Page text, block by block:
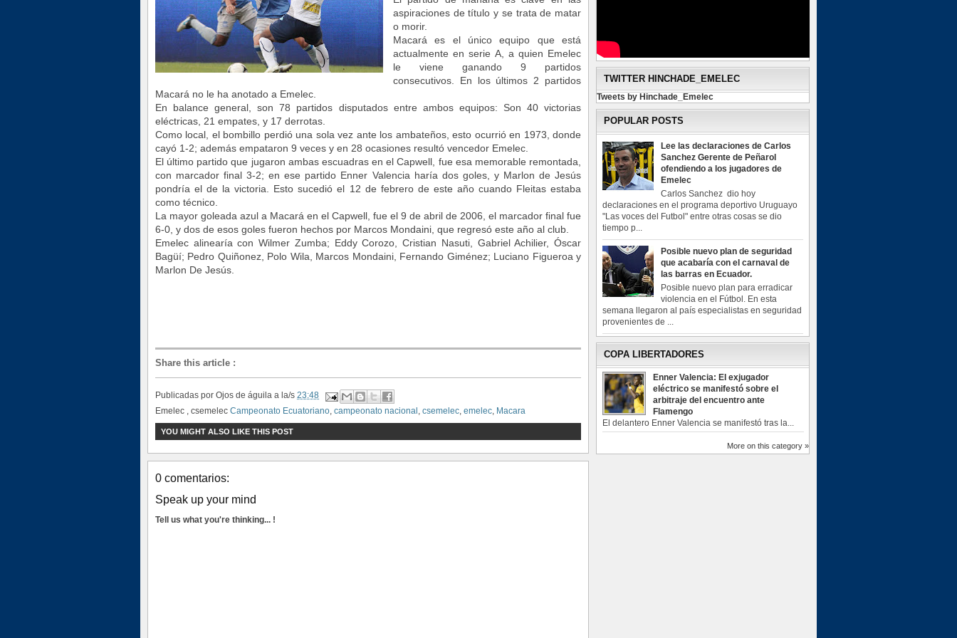
aspiraciones de título y se trata de matar
o morir.
Macará es el único equipo que está
actualmente en serie A, a quien Emelec
le viene ganando 9 partidos
consecutivos. En los últimos 2 partidos
Macará no le ha anotado a Emelec.
En balance general, son 78 partidos disputados entre ambos equipos: Son 40 victorias
eléctricas, 21 empates, y 17 derrotas.
Como local, el bombillo perdió una sola vez ante los ambateños, esto ocurrió en 1973, donde
cayó 1-2; además empataron 9 veces y en 28 ocasiones resultó vencedor Emelec.
El último partido que jugaron ambas escuadras en el Capwell, fue esa memorable remontada,
con marcador final 3-2; en ese partido Enner Valencia haría dos goles, y Marlon de Jesús
pondría el de la victoria. Esto sucedió el 12 de febrero de este año cuando Fleitas estaba
como técnico.
La mayor goleada azul a Macará en el Capwell, fue el 9 de abril de 2006, el marcador final fue
6-0, y dos de esos goles fueron hechos por Marcos Mondaini, que regresó este año al club.
Emelec alinearía conWilmer Zumba; Eddy Corozo, Cristian Nasuti, Gabriel Achilier, Óscar
Bagüí; Pedro Quiñonez, Polo Wila, Marcos Mondaini, Fernando Giménez; Luciano Figueroa y
Marlon De Jesús.
Share this article :
Publicadas por Ojos de águila a la/s 23:48
Emelec , csemelec Campeonato Ecuatoriano, campeonato nacional , csemelec, emelec, Macara
YOU MIGHT ALSO LIKE THIS POST
0 comentarios:
Speak up your mind
Tell us what you're thinking... !
TWITTER HINCHADE_EMELEC
Tweets by Hinchade_Emelec
POPULAR POSTS
Lee las declaraciones de Carlos
Sanchez Gerente de Peñarol
ofendiendo a los jugadores de
Emelec
Carlos Sanchez dio hoy
declaraciones en el programa deportivo Uruguayo
"Las voces del Futbol" entre otras cosas se dio
tiempo p...
Posible nuevo plan de seguridad
que acabaría con el carnaval de
las barras en Ecuador.
Posible nuevo plan para erradicar
violencia en el Fútbol. En esta
semana llegaron al país especialistas en seguridad
provenientes de ...
COPA LIBERTADORES
Enner Valencia: El exjugador
eléctrico se manifestó sobre el
arbitraje del encuentro ante
Flamengo
El delantero Enner Valencia se manifestó tras la...
More on this category »